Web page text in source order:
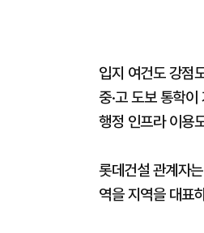
입지 여건도 강점
중·고 도보 통학
행정 인프라 이용
롯데건설 관계자
역을 지역을 대표